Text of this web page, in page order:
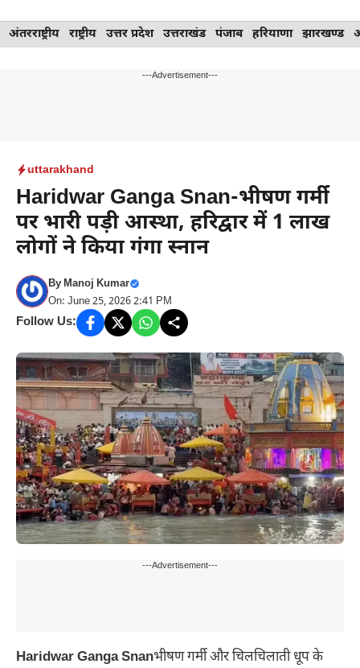
Skip
to
अंतरराष्ट्रीय राष्ट्रीय उत्तर प्रदेश उत्तराखंड पंजाब हरियाणा झारखण्ड
---Advertisement---
uttarakhand
Haridwar Ganga Snan-भीषण गर्मी
पर भारी पड़ी आस्था, हरिद्वार में 1 लाख
लोगों ने किया गंगा स्नान
ByManoj Kumar
On: June 25, 2026 2:41 PM
Follow Us:
---Advertisement---
Haridwar Ganga Snanभीषण गर्मी और चिलचिलाती धूप के